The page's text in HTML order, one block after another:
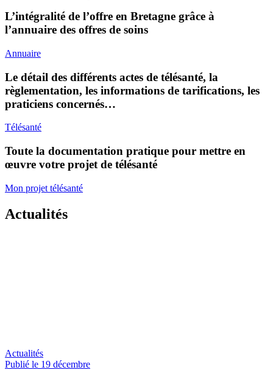
L’intégralité de l’offre en Bretagne grâce à
l’annuaire des offres de soins
Annuaire
Le détail des différents actes de télésanté, la
règlementation, les informations de tarifications, les
praticiens concernés…
Télésanté
Toute la documentation pratique pour mettre en
œuvre votre projet de télésanté
Mon projet télésanté
Actualités
Actualités
Publié le 19 décembre